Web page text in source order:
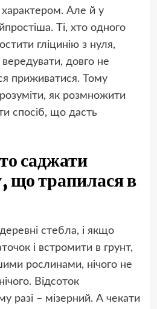
характером. Але й у
Ті, хто одного
гліцинію з нуля,
довго не
приживатися. Тому
як розмножити
спосіб, що дасть
саджати
що трапилася в
стебла, і якщо
і встромити в грунт,
рослинами, нічого не
Відсоток
разі – мізерний. А чекати